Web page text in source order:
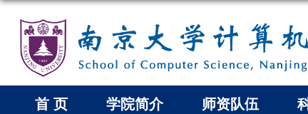
首 页 学院简介 师资队伍